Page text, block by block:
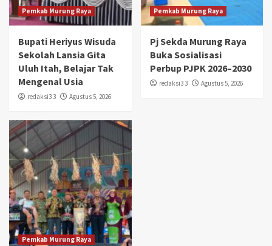
Pemkab Murung Raya
Bupati Heriyus Wisuda
Sekolah Lansia Gita
Uluh Itah, Belajar Tak
Mengenal Usia
redaksi3 3 Agustus 5, 2026
Pemkab Murung Raya
Pj Sekda Murung Raya
Buka Sosialisasi
Perbup PJPK 2026–2030
redaksi3 3 Agustus 5, 2026
Pemkab Murung Raya